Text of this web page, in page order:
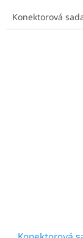
Konektorová